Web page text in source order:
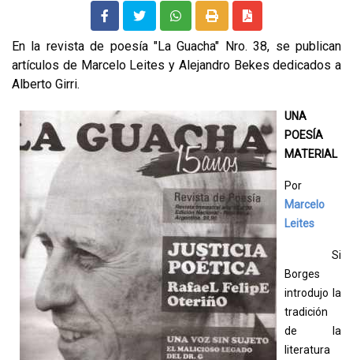
En la revista de poesía "La Guacha" Nro. 38, se publican
artículos de Marcelo Leites y Alejandro Bekes dedicados a
Alberto Girri.
UNA
POESÍA
MATERIAL
Por
Marcelo
Leites
Si
Borges
introdujo la
tradición
de la
literatura